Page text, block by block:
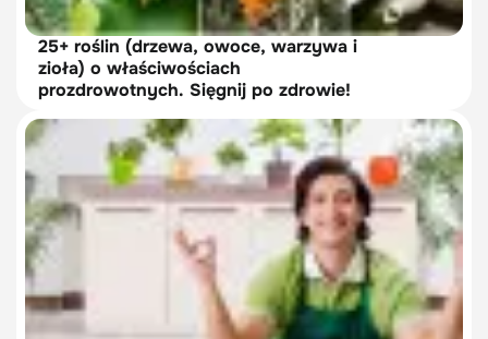
25+ roślin (drzewa, owoce, warzywa i
zioła) o właściwościach
prozdrowotnych. Sięgnij po zdrowie!